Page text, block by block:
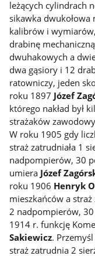
leżących cylindrach
sikawka dwukołowa
kalibrów i
drabinę
dwuhakowych a
dwa gąsiory i 12
ratowniczy, jeden
roku 1897 Józef
którego nakład był
strażaków
W roku 1905 gdy
straż zatrudniała 1
nadpompierów, 30
umiera Józef
roku 1906 Henryk
mieszkańców a
2 nadpompierów,
1914 r. funkcję
Sakiewicz.
straż zatrudnia 2